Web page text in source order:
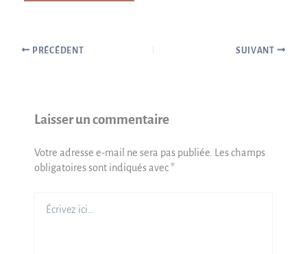
PRÉCÉDENT SUIVANT
Laisser un commentaire
Votre adresse e-mail ne sera pas publiée. Les champs
obligatoires sont indiqués avec*
ici…